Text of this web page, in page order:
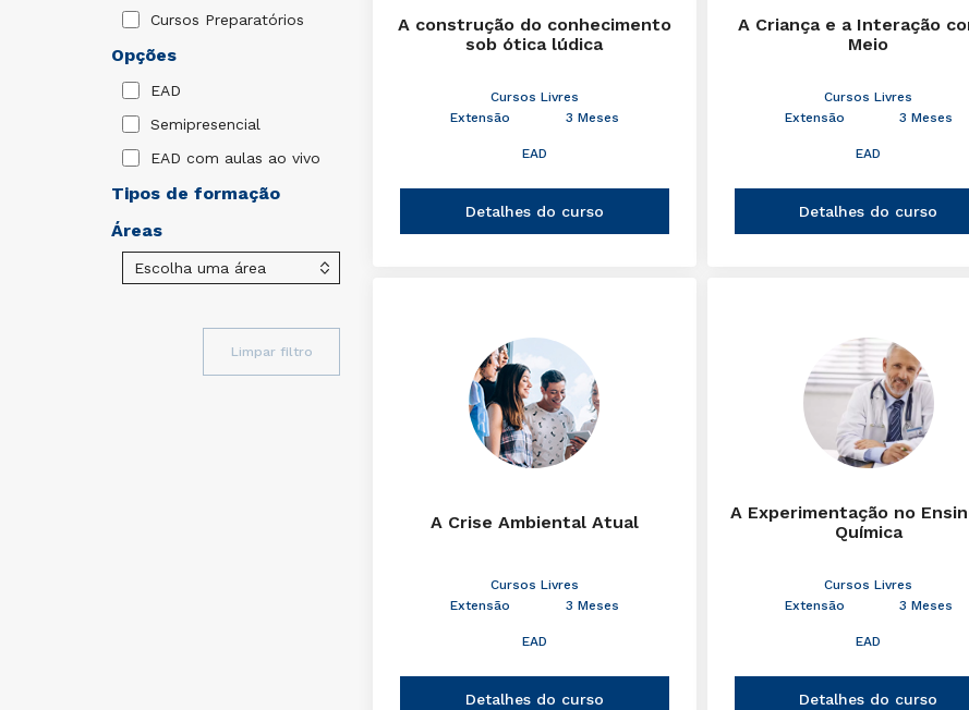
Cursos Preparatórios
Opções
EAD
Semipresencial
EAD com aulas ao vivo
Tipos de formação
Áreas
Limpar filtro
A construção do conhecimento
sob ótica lúdica
Cursos Livres
Extensão
3 Meses
EAD
Detalhes do curso
A Criança e a Interação
Meio
Cursos Livres
Extensão
3 Meses
EAD
Detalhes do curso
A Crise Ambiental Atual
Cursos Livres
Extensão
3 Meses
EAD
Detalhes do curso
A Experimentação no
Química
Cursos Livres
Extensão
3 Meses
EAD
Detalhes do curso